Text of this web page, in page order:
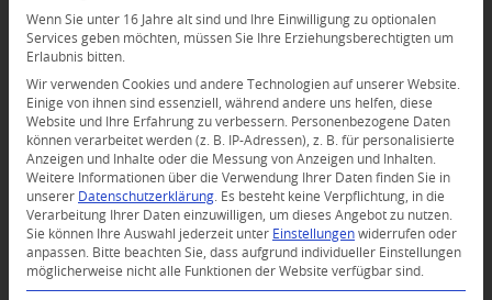
Wenn Sie unter 16 Jahre alt sind und Ihre Einwilligung zu optionalen
Services geben möchten, müssen Sie Ihre Erziehungsberechtigten um
Erlaubnis bitten.
Wir verwenden Cookies und andere Technologien auf unserer Website.
Einige von ihnen sind essenziell, während andere uns helfen, diese
Website und Ihre Erfahrung zu verbessern.
Personenbezogene Daten
können verarbeitet werden (z. B. IP-Adressen), z. B. für personalisierte
Anzeigen und Inhalte oder die Messung von Anzeigen und Inhalten.
Weitere Informationen über die Verwendung Ihrer Daten finden Sie in
unserer Datenschutzerklärung
Es besteht keine Verpflichtung, in die
Verarbeitung Ihrer Daten einzuwilligen, um dieses Angebot zu nutzen.
Sie können Ihre Auswahl jederzeit unter Einstellungen widerrufen oder
anpassen.
Bitte beachten Sie, dass aufgrund individueller Einstellungen
möglicherweise nicht alle Funktionen der Website verfügbar sind.